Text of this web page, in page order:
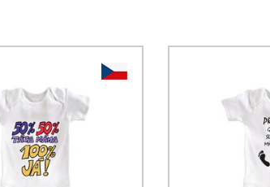
sa s podmienkamiOchrany osobných údajov